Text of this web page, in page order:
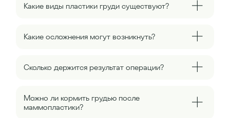
Какие виды пластики груди существуют?
Какие осложнения могут возникнуть?
Сколько держится результат операции?
Можно ли кормить грудью после
маммопластики?